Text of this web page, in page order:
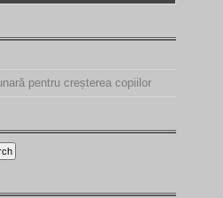
pentru creșterea copiilor